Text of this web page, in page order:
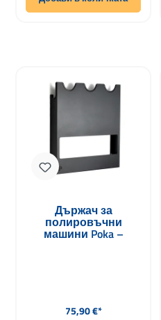
Държач за
полировъчни
машини Poka –
Редовна цена:
75,90 €*